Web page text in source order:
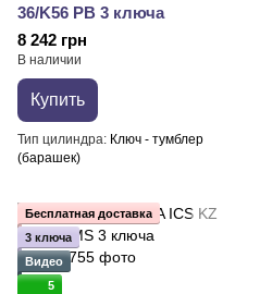
36/K56 PB 3 ключа
8 242 грн
В наличии
Купить
Тип цилиндра Ключ - тумблер
(барашек)
Бесплатная доставка
3 ключа
Видео
5